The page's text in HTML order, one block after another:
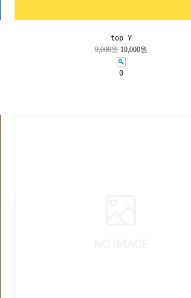
top Y
9,000원 10,000원
0